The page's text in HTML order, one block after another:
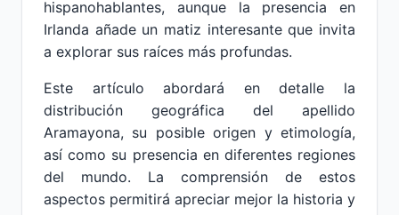
hispanohablantes, aunque la presencia en
Irlanda añade un matiz interesante que invita
a explorar sus raíces más profundas.
Este artículo abordará en detalle la
distribución geográfica del apellido
Aramayona, su posible origen y etimología,
así como su presencia en diferentes regiones
del mundo. La comprensión de estos
aspectos permitirá apreciar mejor la historia y